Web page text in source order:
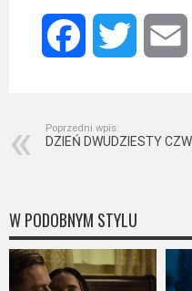
Facebook Twitter
Poprzedni wpis:
DZIEŃ DWUDZIESTY
W PODOBNYM STYLU